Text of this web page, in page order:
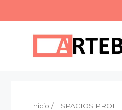
Inicio / ESPACIOS